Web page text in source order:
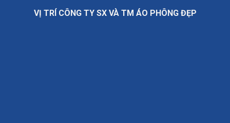
VỊ TRÍ CÔNG TY SX VÀ TM ÁO PHÔNG ĐẸP